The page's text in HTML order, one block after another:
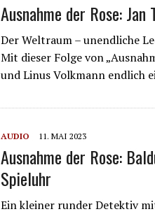
Ausnahme der Rose: Jan
Der Weltraum – unendliche
Mit dieser Folge von
und Linus Volkmann endlich
AUDIO 11. MAI 2023
Ausnahme der Rose:
Spieluhr
Ein kleiner runder Detektiv